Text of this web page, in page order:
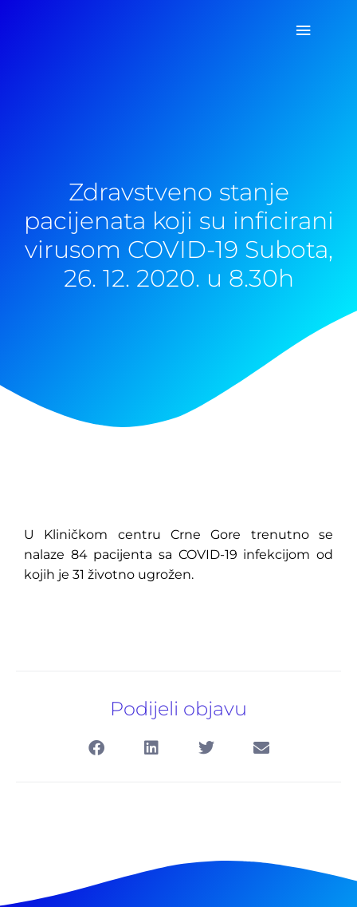
Glavni
Zdravstveno stanje
pacijenata koji su inficirani
virusom COVID-19 Subota,
26. 12. 2020. u 8.30h
U Kliničkom centru Crne Gore trenutno se
nalaze 84 pacijenta sa COVID-19 infekcijom od
kojih je 31 životno ugrožen.
Podijeli objavu